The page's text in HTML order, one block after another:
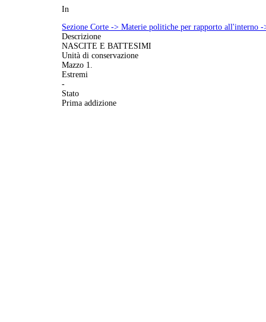
In
Sezione Corte -> Materie politiche per rapporto all'interno
Descrizione
NASCITE E BATTESIMI
Unità di conservazione
Mazzo 1.
Estremi
-
Stato
Prima addizione